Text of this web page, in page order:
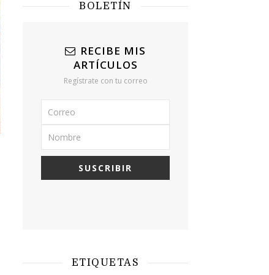
BOLETÍN
RECIBE MIS
ARTÍCULOS
Regístrate con tu correo
ETIQUETAS